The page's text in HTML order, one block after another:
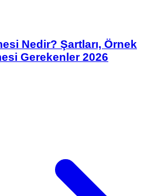
Nedir? Şartları, Örnek
Gerekenler 2026